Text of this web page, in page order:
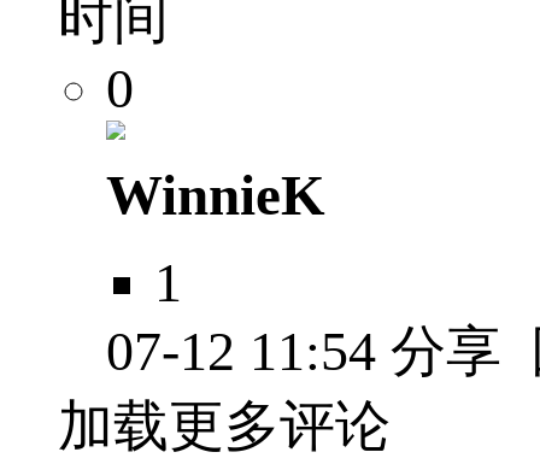
时间
0
WinnieK
1
07-12 11:54 分享
加载更多评论